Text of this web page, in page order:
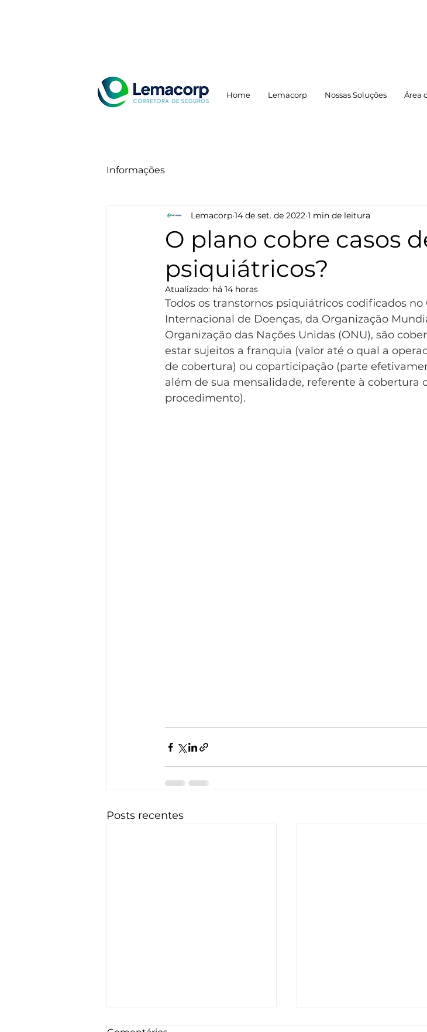
Home Lemacorp Nossas Soluções Área
Informações
O plano cobre casos
psiquiátricos?
Lemacorp 14 de set. de 2022 1 min de leitura
Atualizado: há 14 horas
Todos os transtornos psiquiátricos codificados no
Internacional de Doenças, da Organização
Organização das Nações Unidas (ONU), são
estar sujeitos a franquia (valor até o qual a
de cobertura) ou coparticipação (parte
além de sua mensalidade, referente à cobertura
procedimento).
Posts recentes